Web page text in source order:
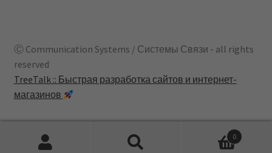
Ⓒ Communication Systems / Системы Связи - all rights
reserved
TreeTalk :: Быстрая разработка сайтов и интернет-
магазинов
0